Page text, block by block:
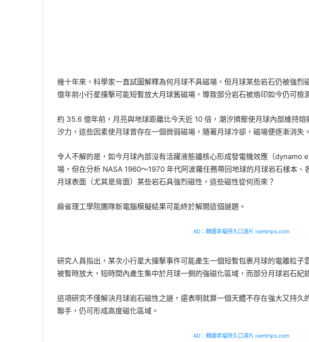
幾十年來，科學家一直試圖解釋為何月球不具磁場，但月球某些岩石仍被強烈
億年前小行星撞擊可能短暫放大月球舊磁場，導致部分岩石被烙印如今仍可檢
約 35.6 億年前，月亮與地球距離比今天近 10 倍，潮汐擠壓使月球內部維持
汐力，這些因素使月球曾存在一個微弱磁場，隨著月球冷卻，磁場便逐漸消失。
令人不解的是，如今月球內部沒有活躍液態鐵核心形成發電機效應（dynamo
場，但在分析 NASA 1960～1970 年代阿波羅任務帶回地球的月球岩石樣本、
月球表面（尤其是背面）某些岩石具強烈磁性，這些磁性從何而來？
麻省理工學院團隊新電腦模擬結果可能終於解開這個謎題。
AD：韓國幸福持久口溶片 isentrips.com
研究人員指出，某次小行星大撞擊事件可能產生一個短暫包裹月球的電離粒子
被暫時放大，短時間內產生集中於月球一側的強磁化區域，而部分月球岩石紀
這項研究不僅解決月球岩石磁性之謎，還表明就算一個天體不存在強大又持久
聯手，仍可形成高度磁化區域。
AD：韓國幸福持久口溶片 isentrips.com